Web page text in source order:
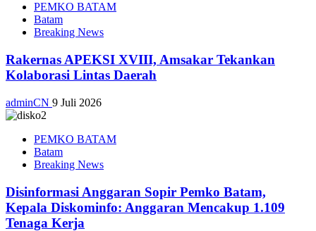
PEMKO BATAM
Batam
Breaking News
Rakernas APEKSI XVIII, Amsakar Tekankan
Kolaborasi Lintas Daerah
adminCN 9 Juli 2026
PEMKO BATAM
Batam
Breaking News
Disinformasi Anggaran Sopir Pemko Batam,
Kepala Diskominfo: Anggaran Mencakup 1.109
Tenaga Kerja